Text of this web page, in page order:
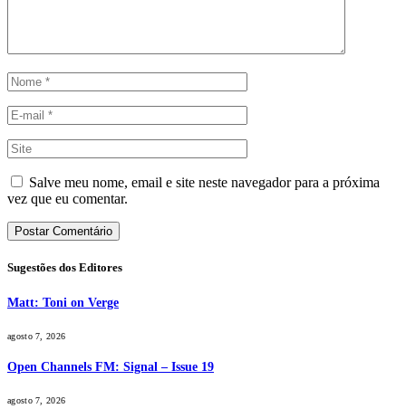
Salve meu nome, email e site neste navegador para a próxima
vez que eu comentar.
Sugestões dos Editores
Matt: Toni on Verge
agosto 7, 2026
Open Channels FM: Signal – Issue 19
agosto 7, 2026